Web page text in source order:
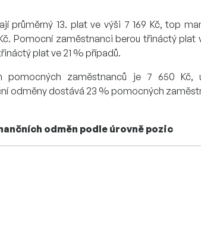
průměrný 13. plat ve výši 7 169 Kč, top
Pomocní zaměstnanci berou třináctý plat
plat ve 21 % případů.
pomocných zaměstnanců je 7 650 Kč,
odměny dostává 23 % pomocných
odměn podle úrovně pozic